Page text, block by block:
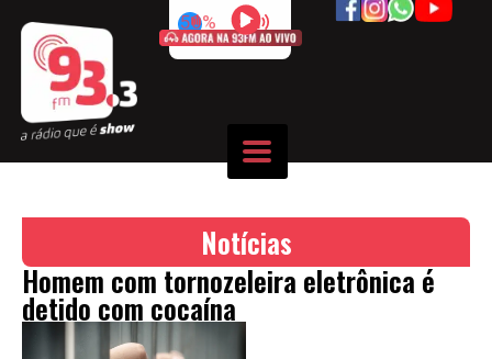
50%
Notícias
Homem com tornozeleira eletrônica é
detido com cocaína